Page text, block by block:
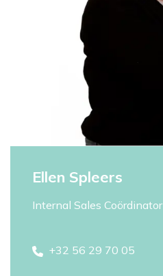
Ellen Spleers
Internal Sales Coördinator
+32 56 29 70 05